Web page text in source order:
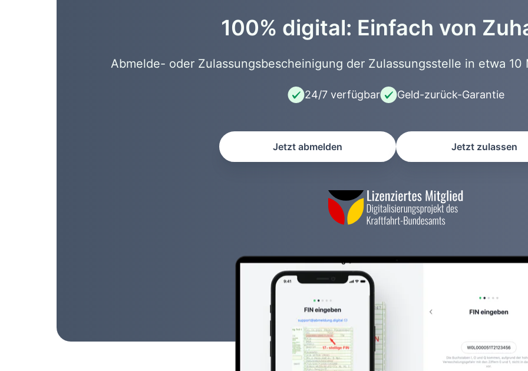
100% digital: Einfach von
Abmelde- oder Zulassungsbescheinigung der Zulassungsstelle in etwa
24/7 verfügbar Geld-zurück-Garantie
Jetzt abmelden Jetzt zulassen